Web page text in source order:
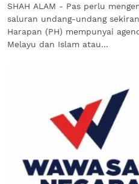
SHAH ALAM - Pas perlu
saluran undang-undang
Harapan (PH) mempunyai
Melayu dan Islam atau...